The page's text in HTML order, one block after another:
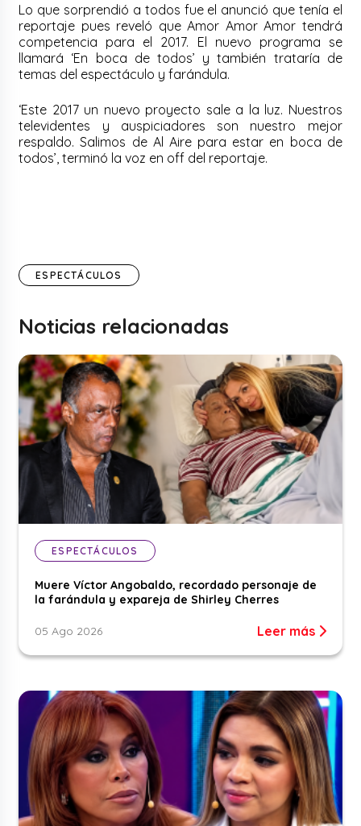
Lo que sorprendió a todos fue el anunció que tenía el
reportaje pues reveló que Amor Amor Amor tendrá
competencia para el 2017. El nuevo programa se
llamará ‘En boca de todos’ y también trataría de
temas del espectáculo y farándula.
‘Este 2017 un nuevo proyecto sale a la luz. Nuestros
televidentes y auspiciadores son nuestro mejor
respaldo. Salimos de Al Aire para estar en boca de
todos’, terminó la voz en off del reportaje.
ESPECTÁCULOS
Noticias relacionadas
ESPECTÁCULOS
Muere Víctor Angobaldo, recordado personaje de
la farándula y expareja de Shirley Cherres
05 Ago 2026 Leer más